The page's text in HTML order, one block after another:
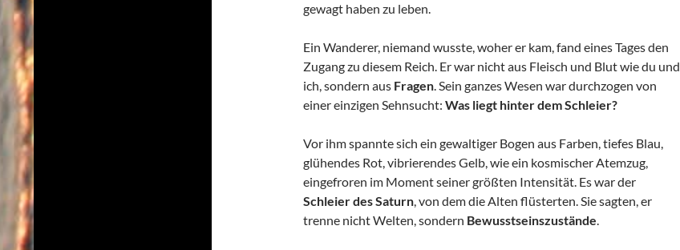
gewagt haben zu leben.
Ein Wanderer, niemand wusste, woher er kam, fand eines Tages den
Zugang zu diesem Reich. Er war nicht aus Fleisch und Blut wie du und
ich, sondern aus Fragen. Sein ganzes Wesen war durchzogen von
einer einzigen Sehnsucht: Was liegt hinter dem Schleier?
Vor ihm spannte sich ein gewaltiger Bogen aus Farben, tiefes Blau,
glühendes Rot, vibrierendes Gelb, wie ein kosmischer Atemzug,
eingefroren im Moment seiner größten Intensität. Es war der
Schleier des Saturn, von dem die Alten flüsterten. Sie sagten, er
trenne nicht Welten, sondern Bewusstseinszustände.